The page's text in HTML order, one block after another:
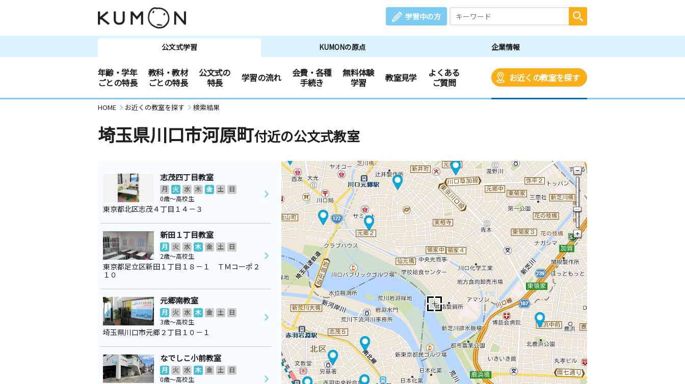
学習中の方
公文式学習 KUMONの原点 企業情報
年齢・学年
ごとの特長
教科・教材
ごとの特長
公文式の
特長
学習の流れ
会費・各種
手続き
無料体験
学習
教室見学
よくある
ご質問
お近くの教室を探す
HOME お近くの教室を探す 検索結果
埼玉県川口市河原町付近の公文式教室
志茂四丁目教室
月 火 水 木 金 土
日
0歳～高校生
東京都北区志茂４丁目１４－３
新田１丁目教室
月 火 水 木 金 土
日
2歳～高校生
東京都足立区新田１丁目１８－１ ＴＭコーポ２
１０
元郷南教室
月 火 水 木 金 土
日
3歳～高校生
埼玉県川口市元郷２丁目１０－１
なでしこ小前教室
月 火 水 木 金 土
日
0歳～高校生